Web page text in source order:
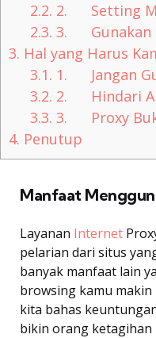
2.2. 2. Setting
2.3. 3. Gunakan
3. Hal yang Harus
3.1. 1. Jangan
3.2. 2. Hindari
3.3. 3. Proxy
4. Penutup
Manfaat
Layanan Internet
pelarian dari situs
banyak manfaat lain
browsing kamu
kita bahas
bikin orang ketagihan